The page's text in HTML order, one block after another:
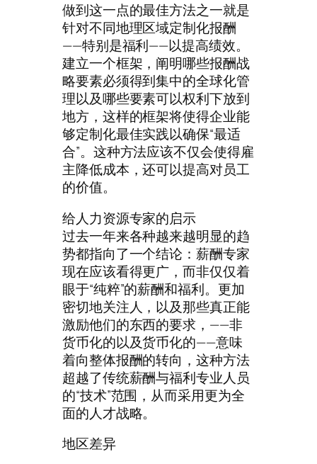
做到这一点的最佳方法之一就是
针对不同地理区域定制化报酬
——特别是福利——以提高绩效。
建立一个框架，阐明哪些报酬战
略要素必须得到集中的全球化管
理以及哪些要素可以权利下放到
地方，这样的框架将使得企业能
够定制化最佳实践以确保“最适
合”。这种方法应该不仅会使得雇
主降低成本，还可以提高对员工
的价值。
给人力资源专家的启示
过去一年来各种越来越明显的趋
势都指向了一个结论：薪酬专家
现在应该看得更广，而非仅仅着
眼于“纯粹”的薪酬和福利。更加
密切地关注人，以及那些真正能
激励他们的东西的要求，——非
货币化的以及货币化的——意味
着向整体报酬的转向，这种方法
超越了传统薪酬与福利专业人员
的“技术”范围，从而采用更为全
面的人才战略。
地区差异